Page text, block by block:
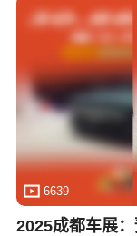
6639
2025成都车展